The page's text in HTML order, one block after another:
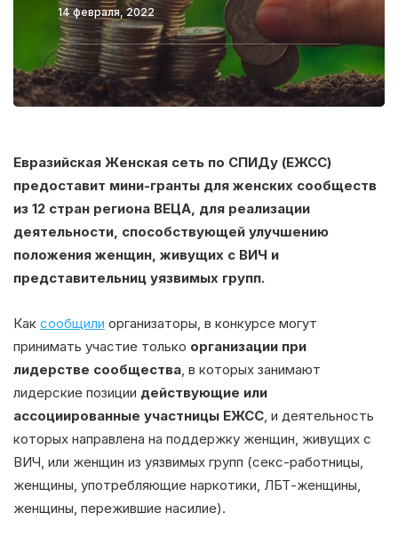
14 февраля, 2022
Евразийская Женская сеть по СПИДу (ЕЖСС)
предоставит мини-гранты для женских сообществ
из 12 стран региона ВЕЦА, для реализации
деятельности, способствующей улучшению
положения женщин, живущих с ВИЧ и
представительниц уязвимых групп.
Как сообщили организаторы, в конкурсе могут
принимать участие только организации при
лидерстве сообщества , в которых занимают
лидерские позиции действующие или
ассоциированные участницы ЕЖСС , и деятельность
которых направлена на поддержку женщин, живущих с
ВИЧ, или женщин из уязвимых групп (секс-работницы,
женщины, употребляющие наркотики, ЛБТ-женщины,
женщины, пережившие насилие).